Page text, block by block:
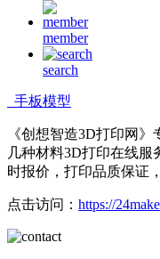
member
search
手板模型
《创想智造3D打印网
几种材料3D打印在线
时报价，打印品质保证
点击访问： https://